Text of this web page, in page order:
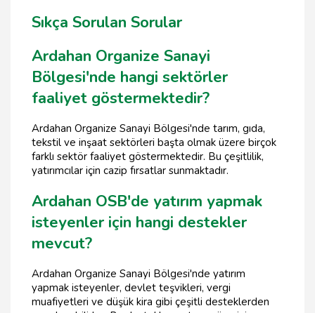
Sıkça Sorulan Sorular
Ardahan Organize Sanayi
Bölgesi'nde hangi sektörler
faaliyet göstermektedir?
Ardahan Organize Sanayi Bölgesi'nde tarım, gıda,
tekstil ve inşaat sektörleri başta olmak üzere birçok
farklı sektör faaliyet göstermektedir. Bu çeşitlilik,
yatırımcılar için cazip fırsatlar sunmaktadır.
Ardahan OSB'de yatırım yapmak
isteyenler için hangi destekler
mevcut?
Ardahan Organize Sanayi Bölgesi'nde yatırım
yapmak isteyenler, devlet teşvikleri, vergi
muafiyetleri ve düşük kira gibi çeşitli desteklerden